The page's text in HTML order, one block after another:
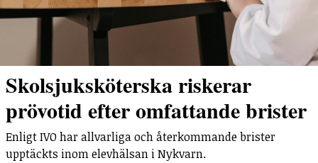
Skolsjuksköterska riskerar
prövotid efter omfattande brister
Enligt IVO har allvarliga och återkommande brister
upptäckts inom elevhälsan i Nykvarn.